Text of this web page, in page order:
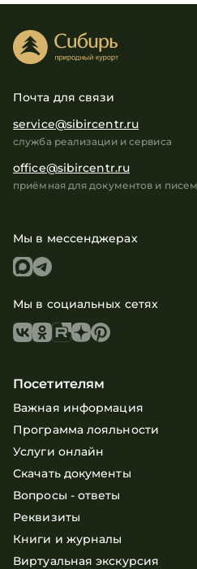
Почта для связи
service@sibircentr.ru
служба реализации и сервиса
office@sibircentr.ru
приёмная для документов и писем
Мы в мессенджерах
Мы в социальных сетях
Посетителям
Важная информация
Программа лояльности
Услуги онлайн
Скачать документы
Вопросы - ответы
Реквизиты
Книги и журналы
Виртуальная экскурсия